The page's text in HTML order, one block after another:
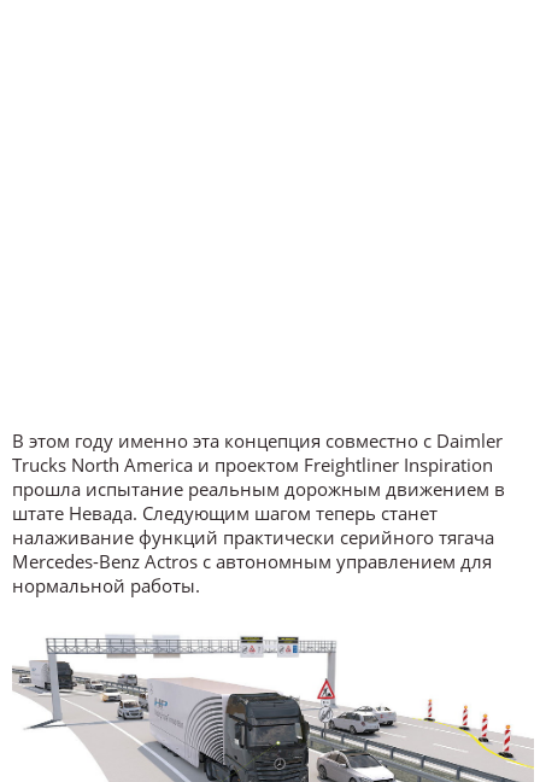
В этом году именно эта концепция совместно с Daimler
Trucks North America и проектом Freightliner Inspiration
прошла испытание реальным дорожным движением в
штате Невада. Следующим шагом теперь станет
налаживание функций практически серийного тягача
Mercedes-Benz Actros с автономным управлением для
нормальной работы.